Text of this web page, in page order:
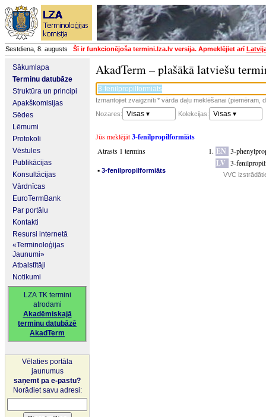
Sestdiena, 8. augusts Šī ir funkcionējoša termini.lza.lv versija. Apmeklējiet arī
Sākumlapa
Terminu datubāze
Struktūra un principi
Apakškomisijas
Sēdes
Lēmumi
Protokoli
Vēstules
Publikācijas
Konsultācijas
Vārdnīcas
EuroTermBank
Par portālu
Kontakti
Resursi internetā
«Terminoloģijas
Jaunumi»
Atbalstītāji
Notikumi
LZA TK termini
atrodami
Akadēmiskajā
terminu datubāzē
AkadTerm
Vēlaties portāla
jaunumus
saņemt pa e-pastu?
Norādiet savu adresi:
AkadTerm – plašākā latviešu
Izmantojiet zvaigznīti * vārda daļu meklēšanai (piemēram,
Nozares:
Visas ▾ Kolekcijas: Visas ▾
Jūs meklējāt3-fenilpropilformiāts
Atrasts 1 termins
▪ 3-fenilpropilformiāts
EN 3-
LV 3-
VVC